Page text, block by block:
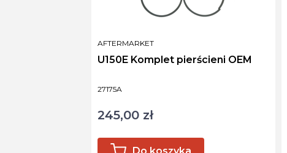
Kod produktu
27175A
U150E Komplet pierścieni OEM
PRODUCENT
AFTERMARKET
Cena
245,00 zł